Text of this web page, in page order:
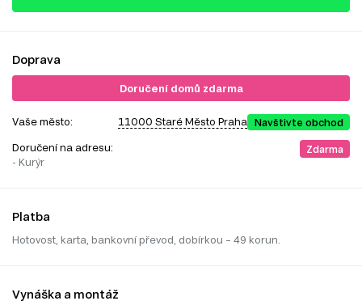
Doprava
Doručení domů zdarma
Vaše město: 11000 Staré Město Praha Navštivte obchod
Doručení na adresu:
- Kurýr
Zdarma
Platba
Hotovost, karta, bankovní převod, dobírkou – 49 korun.
Vynáška a montáž